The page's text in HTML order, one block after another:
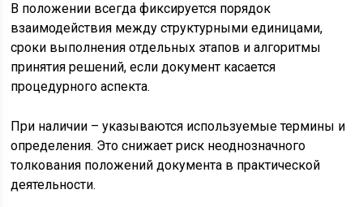
В положении всегда фиксируется порядок
взаимодействия между структурными единицами,
сроки выполнения отдельных этапов и алгоритмы
принятия решений, если документ касается
процедурного аспекта.
При наличии – указываются используемые термины и
определения. Это снижает риск неоднозначного
толкования положений документа в практической
деятельности.